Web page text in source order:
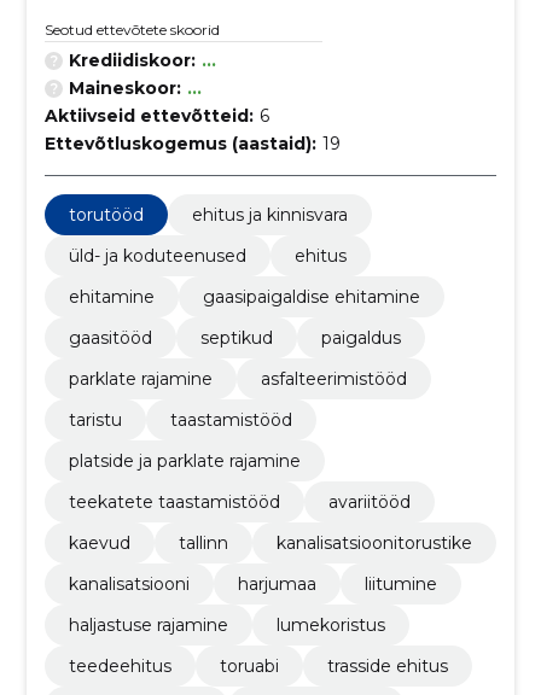
Seotud ettevõtete skoorid
Krediidiskoor: ...
Maineskoor: ...
Aktiivseid ettevõtteid: 6
Ettevõtluskogemus (aastaid): 19
torutööd
ehitus ja kinnisvara
üld- ja koduteenused
ehitus
ehitamine
gaasipaigaldise ehitamine
gaasitööd
septikud
paigaldus
parklate rajamine
asfalteerimistööd
taristu
taastamistööd
platside ja parklate rajamine
teekatete taastamistööd
avariitööd
kaevud
tallinn
kanalisatsioonitorustike
kanalisatsiooni
harjumaa
liitumine
haljastuse rajamine
lumekoristus
teedeehitus
toruabi
trasside ehitus